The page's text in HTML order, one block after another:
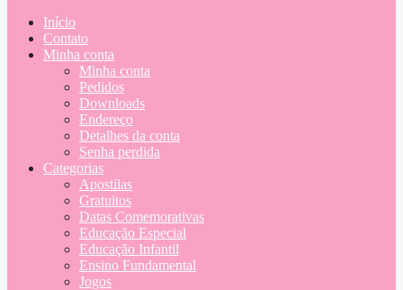
Início
Contato
Minha conta
Minha conta
Pedidos
Downloads
Endereço
Detalhes da conta
Senha perdida
Categorias
Apostilas
Gratuitos
Datas Comemorativas
Educação Especial
Educação Infantil
Ensino Fundamental
Jogos